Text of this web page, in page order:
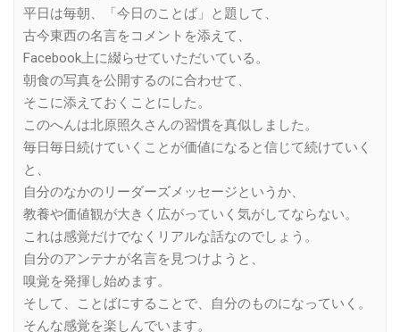
平日は毎朝、「今日のことば」と題して、
古今東西の名言をコメントを添えて、
Facebook上に綴らせていただいている。
朝食の写真を公開するのに合わせて、
そこに添えておくことにした。
このへんは北原照久さんの習慣を真似しました。
毎日毎日続けていくことが価値になると信じて続けていく
と、
自分のなかのリーダーズメッセージというか、
教養や価値観が大きく広がっていく気がしてならない。
これは感覚だけでなくリアルな話なのでしょう。
自分のアンテナが名言を見つけようと、
嗅覚を発揮し始めます。
そして、ことばにすることで、自分のものになっていく。
そんな感覚を楽しんでいます。